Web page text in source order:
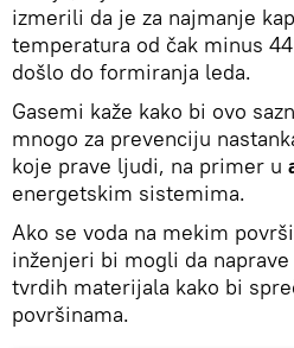
izmerili da je za najmanje
temperatura od čak minus
došlo do formiranja leda.
Gasemi kaže kako bi ovo
mnogo za prevenciju
koje prave ljudi, na primer u
energetskim sistemima.
Ako se voda na mekim
inženjeri bi mogli da
tvrdih materijala kako bi
površinama.